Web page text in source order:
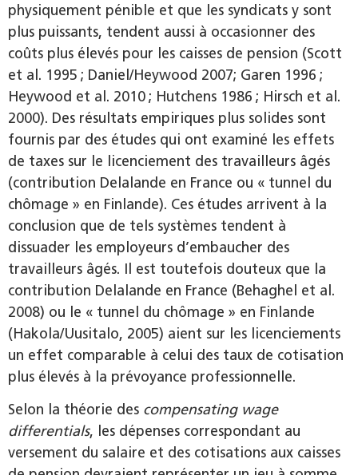
physiquement pénible et que les syndicats y sont
plus puissants, tendent aussi à occasionner des
coûts plus élevés pour les caisses de pension (Scott
et al. 1995 ; Daniel/Heywood 2007; Garen 1996 ;
Heywood et al. 2010 ; Hutchens 1986 ; Hirsch et al.
2000). Des résultats empiriques plus solides sont
fournis par des études qui ont examiné les effets
de taxes sur le licenciement des travailleurs âgés
(contribution Delalande en France ou « tunnel du
chômage » en Finlande). Ces études arrivent à la
conclusion que de tels systèmes tendent à
dissuader les employeurs d’embaucher des
travailleurs âgés. Il est toutefois douteux que la
contribution Delalande en France (Behaghel et al.
2008) ou le « tunnel du chômage » en Finlande
(Hakola/Uusitalo, 2005) aient sur les licenciements
un effet comparable à celui des taux de cotisation
plus élevés à la prévoyance professionnelle.
Selon la théorie des compensating wage
differentials, les dépenses correspondant au
versement du salaire et des cotisations aux caisses